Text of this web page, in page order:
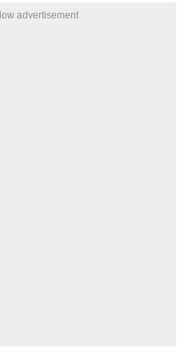
advertisement